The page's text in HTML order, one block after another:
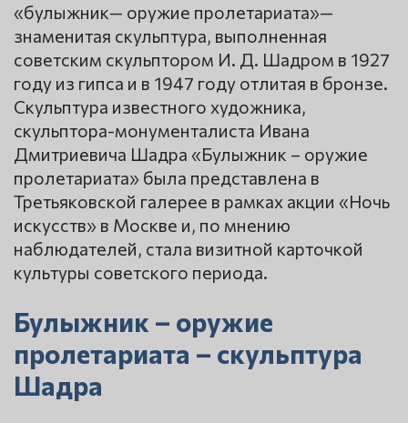
«булыжник— оружие пролетариата»—
знаменитая скульптура, выполненная
советским скульптором И. Д. Шадром в 1927
году из гипса и в 1947 году отлитая в бронзе.
Скульптура известного художника,
скульптора-монументалиста Ивана
Дмитриевича Шадра «Булыжник – оружие
пролетариата» была представлена в
Третьяковской галерее в рамках акции «Ночь
искусств» в Москве и, по мнению
наблюдателей, стала визитной карточкой
культуры советского периода.
Булыжник – оружие
пролетариата – скульптура
Шадра